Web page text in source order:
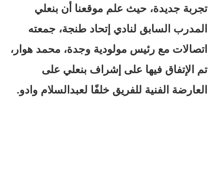
تجربة جديدة، حيث علم موقعنا أن بنعلي
المدرب السابق لنادي إتحاد طنجة، جمعته
اتصالات مع رئيس مولودية وجدة، محمد هوار،
تم الإتفاق فيها على إشراف بنعلي على
العارضة الفنية للفريق خلفًا لعبدالسلام وادو.